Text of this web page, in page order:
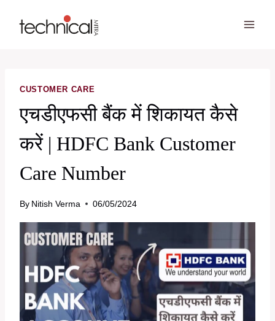
CUSTOMER CARE
एचडीएफसी बैंक में शिकायत कैसे
करें | HDFC Bank Customer
Care Number
By Nitish Verma 06/05/2024